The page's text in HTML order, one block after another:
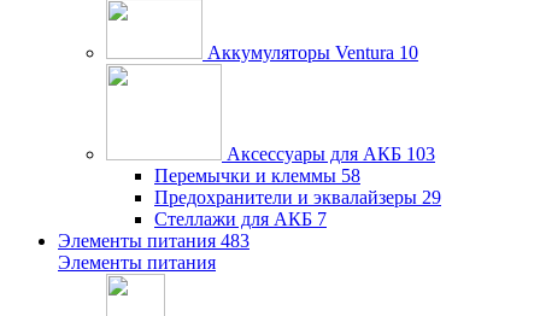
Аккумуляторы Ventura 10
Аксессуары для АКБ 103
Перемычки и клеммы 58
Предохранители и эквалайзеры 29
Стеллажи для АКБ 7
Элементы питания 483
Элементы питания